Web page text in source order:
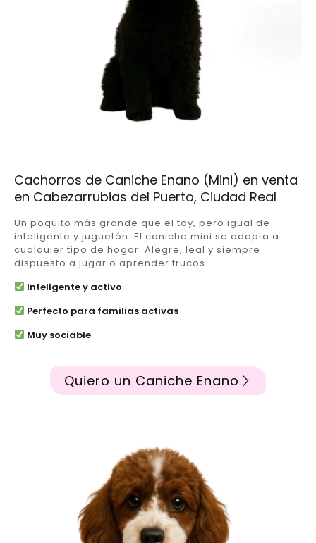
Cachorros de Caniche Enano (Mini) en venta
en Cabezarrubias del Puerto, Ciudad Real
Un poquito más grande que el toy, pero igual de
inteligente y juguetón. El caniche mini se adapta a
cualquier tipo de hogar. Alegre, leal y siempre
dispuesto a jugar o aprender trucos.
Inteligente y activo
Perfecto para familias activas
Muy sociable
Quiero un Caniche Enano